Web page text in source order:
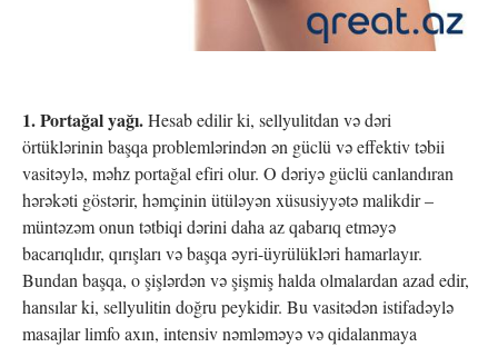
1. Portağal yağı.Hesab edilir ki, sellyulitdan və dəri
örtüklərinin başqa problemlərindən ən güclü və effektiv təbii
vasitəylə, məhz portağal efiri olur. O dəriyə güclü canlandıran
hərəkəti göstərir, həmçinin ütüləyən xüsusiyyətə malikdir –
müntəzəm onun tətbiqi dərini daha az qabarıq etməyə
bacarıqlıdır, qırışları və başqa əyri-üyrülükləri hamarlayır.
Bundan başqa, o şişlərdən və şişmiş halda olmalardan azad edir,
hansılar ki, sellyulitin doğru peykidir. Bu vasitədən istifadəylə
masajlar limfo axın, intensiv nəmləməyə və qidalanmaya